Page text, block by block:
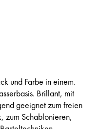
und Farbe in einem.
Brillant, mit
geeignet zum freien
zum Schablonieren,